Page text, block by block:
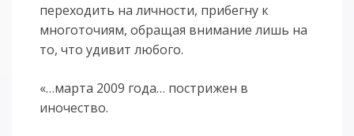
переходить на личности, прибегну к
многоточиям, обращая внимание лишь на
то, что удивит любого.
«…марта 2009 года… пострижен в
иночество.